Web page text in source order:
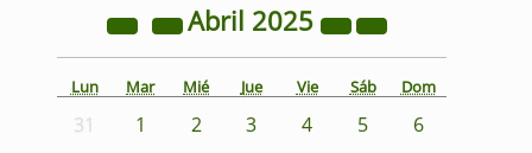
Abril 2025
Lun Mar Mié Jue Vie Sáb Dom
31 1 2 3 4 5
6